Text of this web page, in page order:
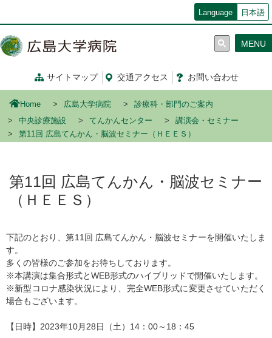
コ
ン
移
動
Language 日本語
サイトマップ 交通アクセス お問い合わせ
MENU
Home 広島大学病院
診療科・部門のご案内
中央診療施設
てんかんセンター
講演会・セミナー
第11回 広島てんかん・脳波セミナー（ＨＥＥＳ）
第11回 広島てんかん・脳波セミナー
（ＨＥＥＳ）
下記のとおり、第11回 広島てんかん・脳波セミナーを開催いたしま
す。
多くの皆様のご参加をお待ちしております。
※本講演は集合形式とWEB形式のハイブリッドで開催いたします。
※新型コロナ感染状況により、完全WEB形式に変更させていただく
場合もございます。
【日時】2023年10月28日（土）14：00～18：45